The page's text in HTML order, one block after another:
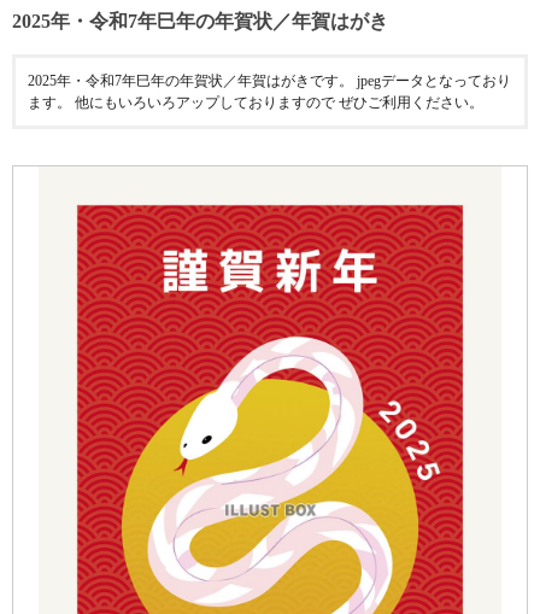
2025年・令和7年巳年の年賀状／年賀はがき
2025年・令和7年巳年の年賀状／年賀はがきです。 jpegデータとなっており
ます。 他にもいろいろアップしておりますので ぜひご利用ください。